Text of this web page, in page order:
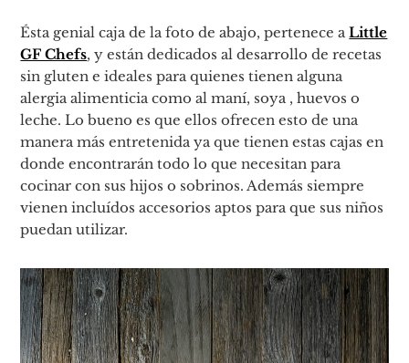
Ésta genial caja de la foto de abajo, pertenece aLittle
GF Chefs, y están dedicados al desarrollo de recetas
sin gluten e ideales para quienes tienen alguna
alergia alimenticia como al maní, soya , huevos o
leche. Lo bueno es que ellos ofrecen esto de una
manera más entretenida ya que tienen estas cajas en
donde encontrarán todo lo que necesitan para
cocinar con sus hijos o sobrinos. Además siempre
vienen incluídos accesorios aptos para que sus niños
puedan utilizar.